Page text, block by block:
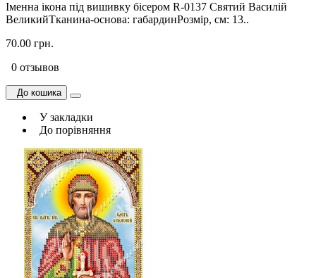
Іменна ікона під вишивку бісером R-0137 Святий Василій
ВеликийТканина-основа: габардинРозмір, см: 13..
70.00 грн.
0 отзывов
До кошика
У закладки
До порівняння